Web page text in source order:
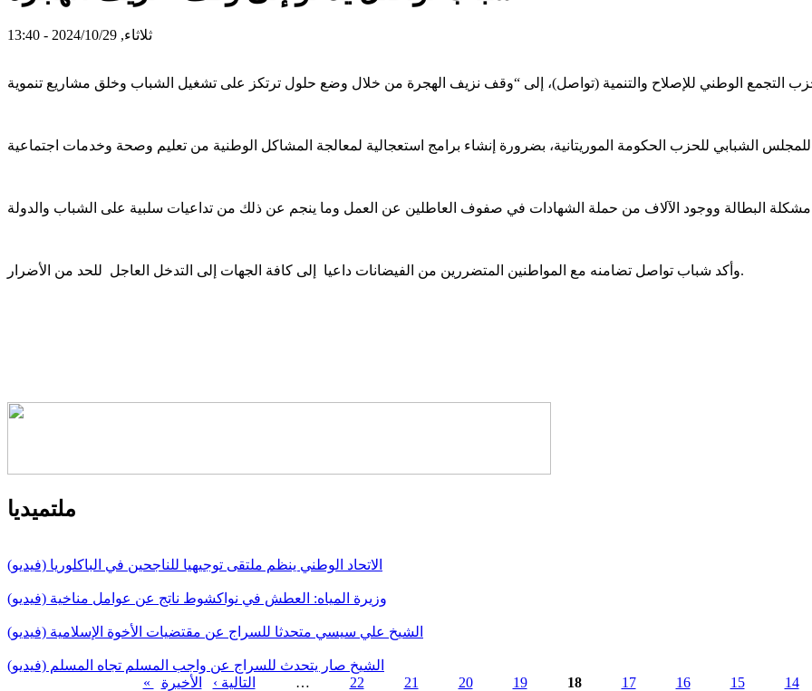
ثلاثاء, 2024/10/29 - 13:40
وأكد شباب تواصل تضامنه مع المواطنين المتضررين من الفيضانات داعيا إلى كافة الجهات إلى التدخل العاجل للحد من الأضرار.
ملتميديا
الاتحاد الوطني ينظم ملتقى توجيهيا للناجحين في الباكلوريا (فيديو)
وزيرة المياه: العطش في نواكشوط ناتج عن عوامل مناخية (فيديو)
الشيخ علي سيسي متحدثا للسراج عن مقتضيات الأخوة الإسلامية (فيديو)
الشيخ صار يتحدث للسراج عن واجب المسلم تجاه المسلم (فيديو)
14
15
16
17
18
19
20
21
22
… التالية ›